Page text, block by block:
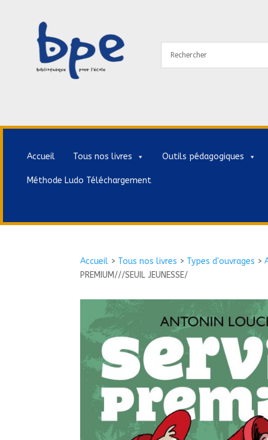
Accueil Tous nos livres Outils pédagogiques
Méthode Ludo Téléchargement
Accueil > Tous nos livres > Types d'ouvrages >
PREMIUM///SEUIL JEUNESSE/